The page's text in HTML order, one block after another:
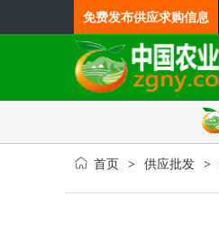
免费发布供应求购信息
首页 > 供应批发 >